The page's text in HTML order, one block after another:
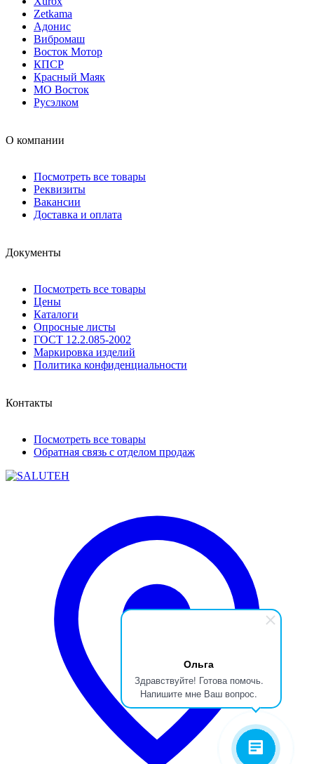
Ольга
Здравствуйте! Готова помочь.
Напишите мне Ваш вопрос.
Zetkama
Адонис
Вибромаш
Восток Мотор
КПСР
Красный Маяк
МО Восток
Русэлком
О компании
Посмотреть все товары
Реквизиты
Вакансии
Доставка и оплата
Документы
Посмотреть все товары
Цены
Каталоги
Опросные листы
ГОСТ 12.2.085-2002
Маркировка изделий
Политика конфиденциальности
Контакты
Посмотреть все товары
Обратная связь с отделом продаж